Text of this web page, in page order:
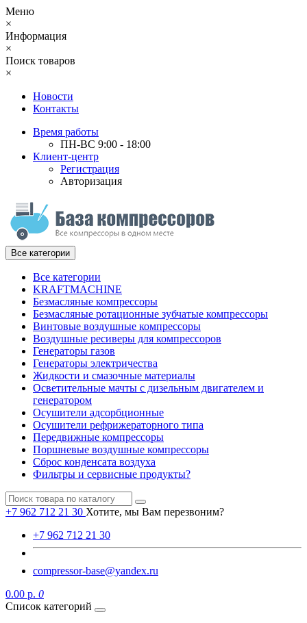
Меню
×
Информация
×
Поиск товаров
×
Новости
Контакты
Время работы
ПН-ВС 9:00 - 18:00
Клиент-центр
Регистрация
Авторизация
Все категории
Все категории
KRAFTMACHINE
Безмасляные компрессоры
Безмасляные ротационные зубчатые компрессоры
Винтовые воздушные компрессоры
Воздушные ресиверы для компрессоров
Генераторы газов
Генераторы электричества
Жидкости и смазочные материалы
Осветительные мачты с дизельным двигателем и
генератором
Осушители адсорбционные
Осушители рефрижераторного типа
Передвижные компрессоры
Поршневые воздушные компрессоры
Сброс конденсата воздуха
Фильтры и сервисные продукты?
+7 962 712 21 30 Хотите, мы Вам перезвоним?
+7 962 712 21 30
compressor-base@yandex.ru
0.00 р. 0
Список категорий